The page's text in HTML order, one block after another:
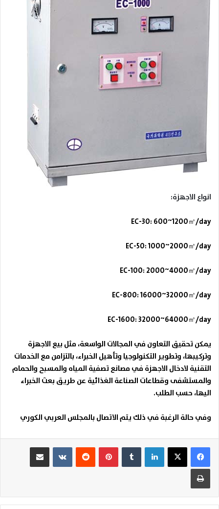
انواع الاجهزة:
EC-30: 600~1200㎥/day
EC-50: 1000~2000㎥/day
EC-100: 2000~4000㎥/day
EC-800: 16000~32000㎥/day
EC-1600: 32000~64000㎥/day
يمكن تحقيق التعاون في المجالات الواسعة، مثل بيع الاجهزة
وتركيبها، وتطوير التكنولوجيا وتأهيل الخبراء، بالتزامن مع الخدمات
التقنية لادخال الاجهزة في مصانع تصفية المياه والمسبح والحمام
والمستشفى وقطاعات الصناعة الغذائية عن طريق بعث الخبراء
اليها، حسب الطلب.
وفي حالة الرغبة في ذلك يتم الاتصال بالمجلس العربي الكوري
لينكدإن بينتيريست مشاركة عبر البريد
طباعة